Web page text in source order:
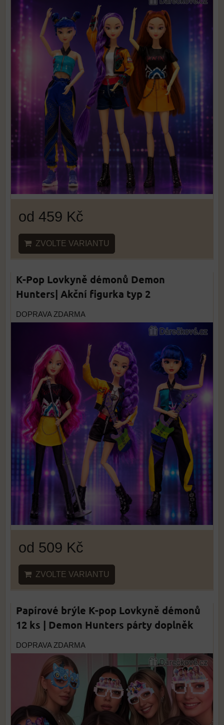
od 459 Kč
ZVOLTE VARIANTU
K-Pop Lovkyně démonů Demon
Hunters| Akční figurka typ 2
DOPRAVA ZDARMA
od 509 Kč
ZVOLTE VARIANTU
Papírové brýle K-pop Lovkyně démonů
12 ks | Demon Hunters párty doplněk
DOPRAVA ZDARMA